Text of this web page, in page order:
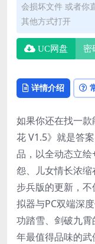
会损坏文件 或者你
其他方式打开
UC网盘 密
详情介绍
如果你还在找一款
花 V1.5》就是答
品，以全动态立
怨、儿女情长浓
步兵版的更新，
拟器与PC双端深
功踏雪、剑破九
年最值得品味的武